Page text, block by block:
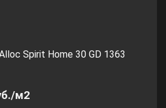
Spirit Home 30 GD 1363
м2